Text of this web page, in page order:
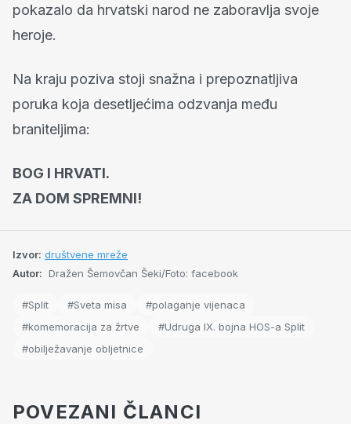
pokazalo da hrvatski narod ne zaboravlja svoje
heroje.
Na kraju poziva stoji snažna i prepoznatljiva
poruka koja desetljećima odzvanja među
braniteljima:
BOG I HRVATI.
ZA DOM SPREMNI!
Izvor: društvene mreže
Autor: Dražen Šemovčan Šeki/Foto: facebook
#Split #Sveta misa
#polaganje vijenaca
#komemoracija za žrtve
#Udruga IX. bojna HOS-a Split
#obilježavanje obljetnice
POVEZANI ČLANCI